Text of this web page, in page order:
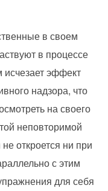
в своем
в процессе
эффект
надзора, что
на своего
неповторимой
откроется ни при
с этим
для себя